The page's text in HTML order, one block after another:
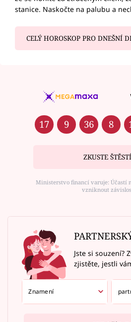
stanice. Naskočte na palubu a
CELÝ HOROSKOP PRO DNEŠNÍ
17 9 36 8
ZKUSTE ŠTĚSTÍ
Ministerstvo financí varuje: Účastí
vzniknout
Jste si souzení?
zjistěte, jestli